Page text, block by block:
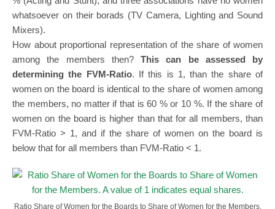
whatsoever on their borads (TV Camera, Lighting and Sound
Mixers).
How about proportional representation of the share of women
among the members then? This can be assessed by
determining the FVM-Ratio. If this is 1, than the share of
women on the board is identical to the share of women among
the members, no matter if that is 60 % or 10 %. If the share of
women on the board is higher than that for all members, than
FVM-Ratio > 1, and if the share of women on the board is
below that for all members than FVM-Ratio < 1.
Ratio Share of Women for the Boards to Share of Women for the Members.